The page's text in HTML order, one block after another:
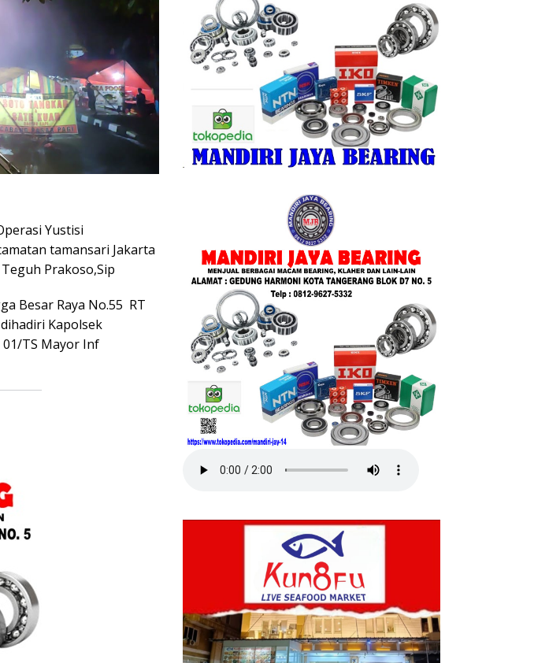
Yustisi
tamansari Jakarta
Prakoso,Sip
Besar Raya No.55 RT
Kapolsek
01/TS Mayor Inf